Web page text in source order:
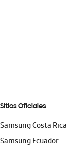
Sitios Oficiales
Samsung Costa Rica
Samsung Ecuador